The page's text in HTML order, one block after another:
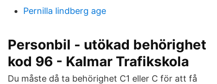
Pernilla lindberg age
Personbil - utökad behörighet
kod 96 - Kalmar Trafikskola
Du måste då ta behörighet C1 eller C för att få